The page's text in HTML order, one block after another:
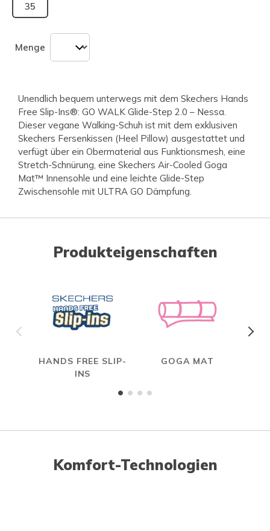
35
Menge
Unendlich bequem unterwegs mit dem Skechers Hands
Free Slip-Ins®: GO WALK Glide-Step 2.0 – Nessa.
Dieser vegane Walking-Schuh ist mit dem exklusiven
Skechers Fersenkissen (Heel Pillow) ausgestattet und
verfügt über ein Obermaterial aus Funktionsmesh, eine
Stretch-Schnürung, eine Skechers Air-Cooled Goga
Mat™ Innensohle und eine leichte Glide-Step
Zwischensohle mit ULTRA GO Dämpfung.
Produkteigenschaften
HANDS FREE SLIP-
INS
GOGA MAT
Komfort-Technologien